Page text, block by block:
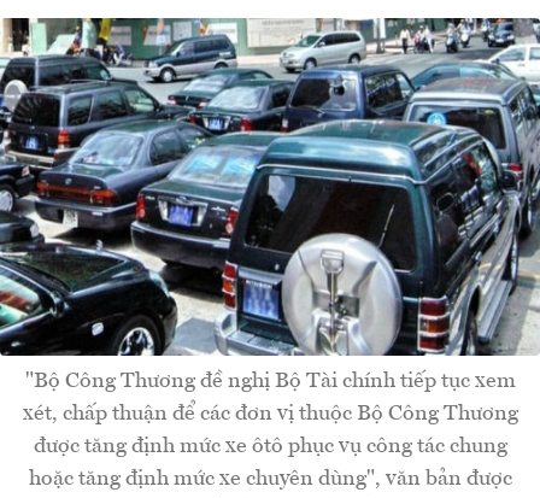
"Bộ Công Thương đề nghị Bộ Tài chính tiếp tục xem
xét, chấp thuận để các đơn vị thuộc Bộ Công Thương
được tăng định mức xe ôtô phục vụ công tác chung
hoặc tăng định mức xe chuyên dùng", văn bản được